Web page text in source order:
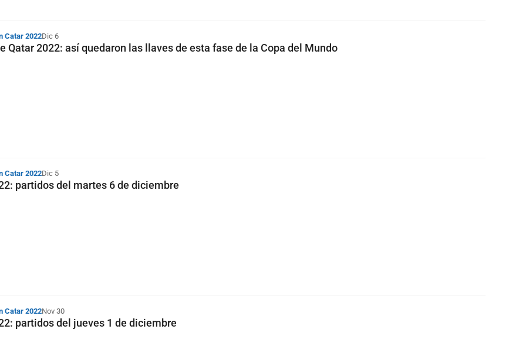
Catar 2022Dic 6
Qatar 2022: así quedaron las llaves de esta fase de la Copa del Mundo
Catar 2022Dic 5
partidos del martes 6 de diciembre
Catar 2022Nov 30
partidos del jueves 1 de diciembre